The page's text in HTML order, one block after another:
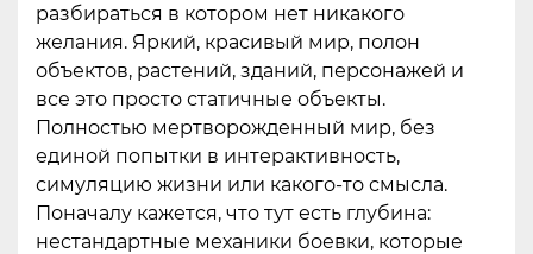
разбираться в котором нет никакого
желания. Яркий, красивый мир, полон
объектов, растений, зданий, персонажей и
все это просто статичные объекты.
Полностью мертворожденный мир, без
единой попытки в интерактивность,
симуляцию жизни или какого-то смысла.
Поначалу кажется, что тут есть глубина:
нестандартные механики боевки, которые